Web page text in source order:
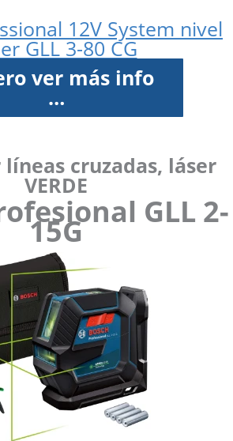
12V System nivel
GLL 3-80 CG
ver más info
…
cruzadas, láser
VERDE
GLL 2-
15G